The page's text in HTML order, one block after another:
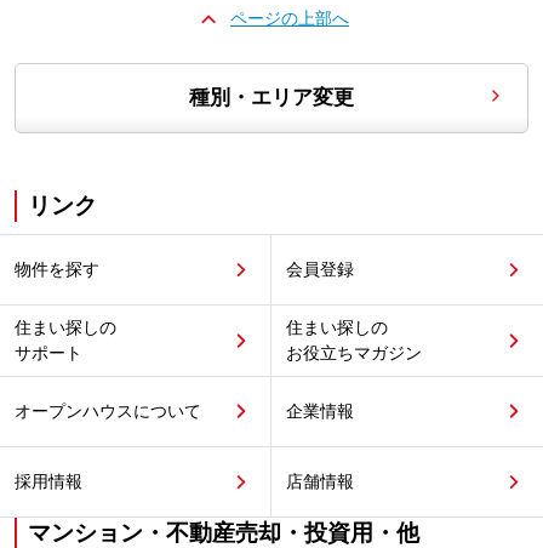
ページの上部へ
種別・エリア変更
リンク
物件を探す 会員登録
住まい探しの
サポート
住まい探しの
お役立ちマガジン
オープンハウスについて 企業情報
採用情報 店舗情報
マンション・不動産売却・投資用・他